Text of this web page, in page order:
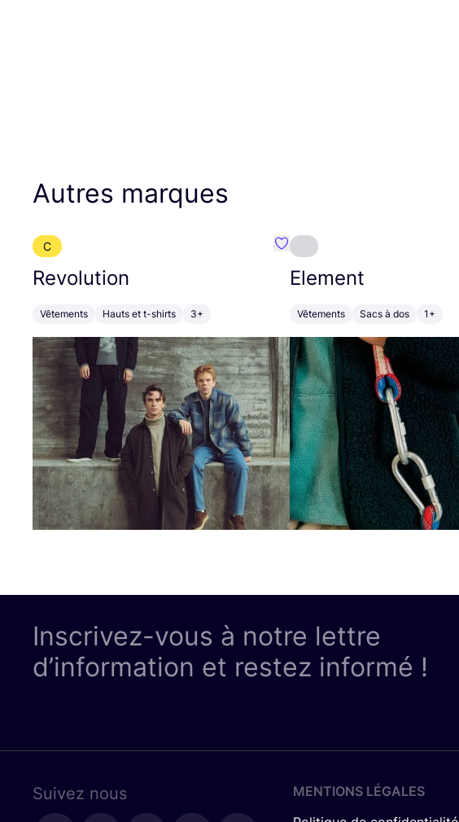
Autres marques
C
Revolution
Vêtements Hauts et t-shirts 3+
Préféré {nom}
Element
Vêtements Sacs à dos 1+
Inscrivez-vous à notre lettre
d’information et restez informé !
Suivez nous
MENTIONS LÉGALES